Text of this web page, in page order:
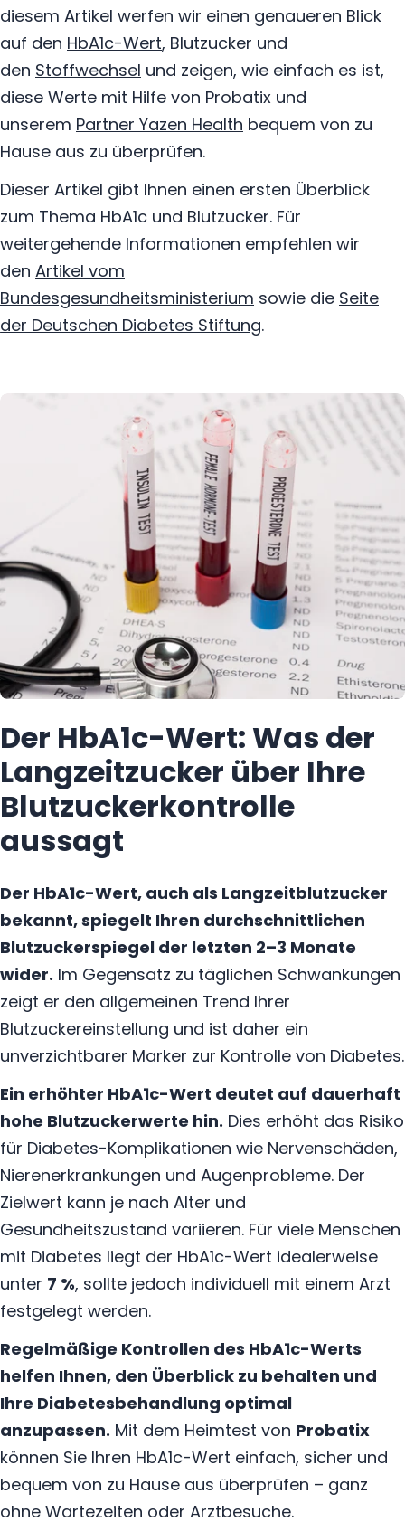
diesem Artikel werfen wir einen genaueren Blick
auf den HbA1c-Wert, Blutzucker und
den Stoffwechsel und zeigen, wie einfach es ist,
diese Werte mit Hilfe von Probatix und
unserem Partner Yazen Health bequem von zu
Hause aus zu überprüfen.
Dieser Artikel gibt Ihnen einen ersten Überblick
zum Thema HbA1c und Blutzucker. Für
weitergehende Informationen empfehlen wir
den Artikel vom
Bundesgesundheitsministerium sowie die Seite
der Deutschen Diabetes Stiftung.
Der HbA1c-Wert: Was der
Langzeitzucker über Ihre
Blutzuckerkontrolle
aussagt
Der HbA1c-Wert, auch als Langzeitblutzucker
bekannt, spiegelt Ihren durchschnittlichen
Blutzuckerspiegel der letzten 2–3 Monate
wider. Im Gegensatz zu täglichen Schwankungen
zeigt er den allgemeinen Trend Ihrer
Blutzuckereinstellung und ist daher ein
unverzichtbarer Marker zur Kontrolle von Diabetes.
Ein erhöhter HbA1c-Wert deutet auf dauerhaft
hohe Blutzuckerwerte hin. Dies erhöht das Risiko
für Diabetes-Komplikationen wie Nervenschäden,
Nierenerkrankungen und Augenprobleme. Der
Zielwert kann je nach Alter und
Gesundheitszustand variieren. Für viele Menschen
mit Diabetes liegt der HbA1c-Wert idealerweise
unter 7 %, sollte jedoch individuell mit einem Arzt
festgelegt werden.
Regelmäßige Kontrollen des HbA1c-Werts
helfen Ihnen, den Überblick zu behalten und
Ihre Diabetesbehandlung optimal
anzupassen. Mit dem Heimtest von Probatix
können Sie Ihren HbA1c-Wert einfach, sicher und
bequem von zu Hause aus überprüfen – ganz
ohne Wartezeiten oder Arztbesuche.